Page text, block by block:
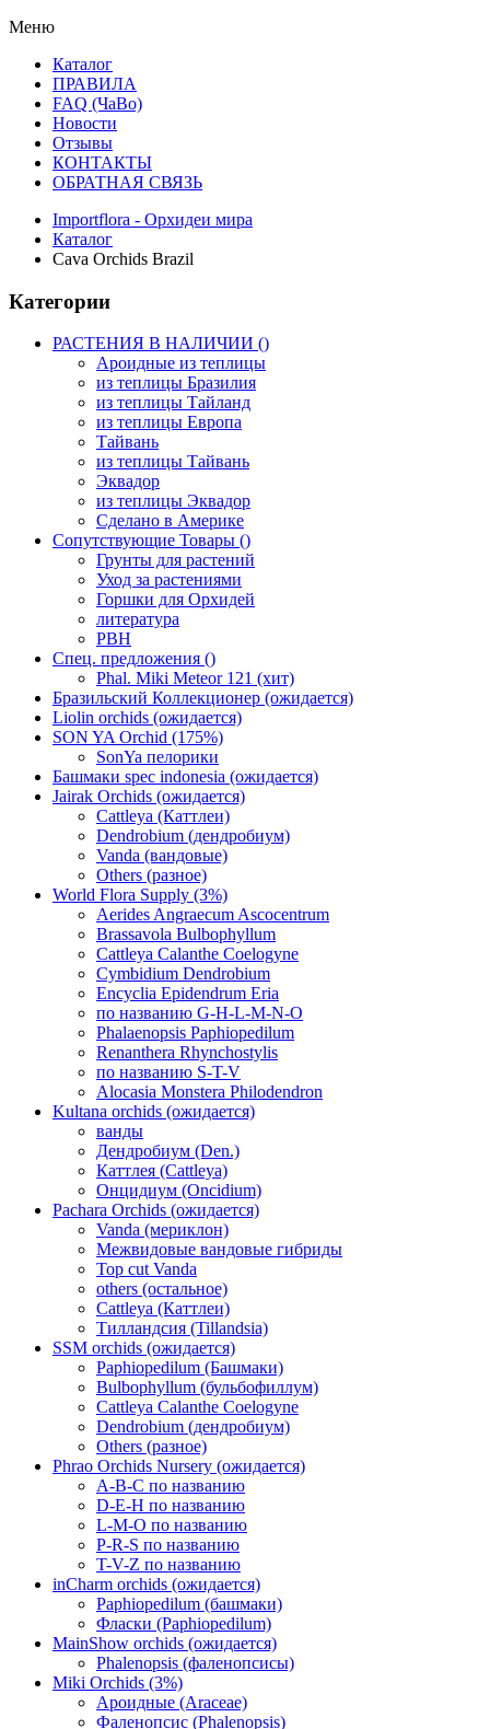
Меню
Каталог
ПРАВИЛА
FAQ (ЧаВо)
Новости
Отзывы
КОНТАКТЫ
ОБРАТНАЯ СВЯЗЬ
Importflora - Орхидеи мира
Каталог
Cava Orchids Brazil
Категории
РАСТЕНИЯ В НАЛИЧИИ ()
Ароидные из теплицы
из теплицы Бразилия
из теплицы Тайланд
из теплицы Европа
Тайвань
из теплицы Тайвань
Эквадор
из теплицы Эквадор
Сделано в Америке
Сопутствующие Товары ()
Грунты для растений
Уход за растениями
Горшки для Орхидей
литература
РВН
Спец. предложения ()
Phal. Miki Meteor 121 (хит)
Бразильский Коллекционер (ожидается)
Liolin orchids (ожидается)
SON YA Orchid (175%)
SonYa пелорики
Башмаки spec indonesia (ожидается)
Jairak Orchids (ожидается)
Cattleya (Каттлеи)
Dendrobium (дендробиум)
Vanda (вандовые)
Others (разное)
World Flora Supply (3%)
Aerides Angraecum Ascocentrum
Brassavola Bulbophyllum
Cattleya Calanthe Coelogyne
Cymbidium Dendrobium
Encyclia Epidendrum Eria
по названию G-H-L-M-N-O
Phalaenopsis Paphiopedilum
Renanthera Rhynchostylis
по названию S-T-V
Alocasia Monstera Philodendron
Kultana orchids (ожидается)
ванды
Дендробиум (Den.)
Каттлея (Cattleya)
Онцидиум (Oncidium)
Pachara Orchids (ожидается)
Vanda (мериклон)
Межвидовые вандовые гибриды
Top cut Vanda
others (остальное)
Cattleya (Каттлеи)
Тилландсия (Tillandsia)
SSM orchids (ожидается)
Paphiopedilum (Башмаки)
Bulbophyllum (бульбофиллум)
Cattleya Calanthe Coelogyne
Dendrobium (дендробиум)
Others (разное)
Phrao Orchids Nursery (ожидается)
A-B-C по названию
D-E-H по названию
L-M-O по названию
P-R-S по названию
T-V-Z по названию
inCharm orchids (ожидается)
Paphiopedilum (башмаки)
Фласки (Paphiopedilum)
MainShow orchids (ожидается)
Phalenopsis (фаленопсисы)
Miki Orchids (3%)
Ароидные (Araceae)
Фаленопсис (Phalenopsis)